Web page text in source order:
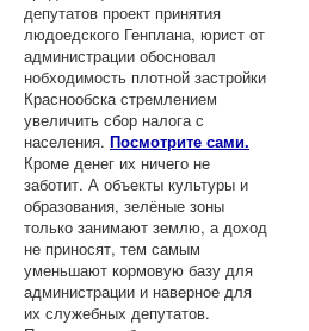
депутатов проект принятия
людоедского Генплана, юрист от
администрации обосновал
нобходимость плотной застройки
Краснообска стремлением
увеличить сбор налога с
населения. Посмотрите сами.
Кроме денег их ничего не
заботит. А объекты культуры и
образования, зелёные зоны
только занимают землю, а доход
не приносят, тем самым
уменьшают кормовую базу для
администрации и наверное для
их служебных депутатов.